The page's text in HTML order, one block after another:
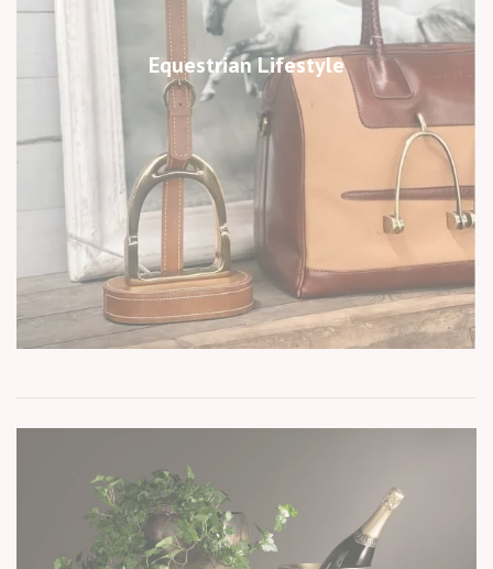
Equestrian Lifestyle